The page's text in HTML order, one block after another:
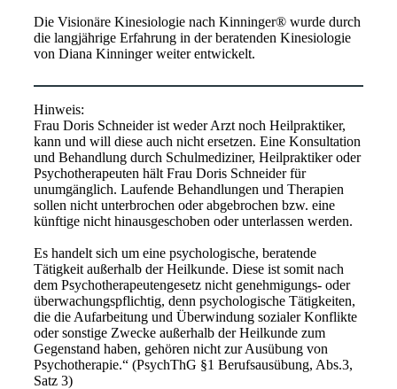
Die Visionäre Kinesiologie nach Kinninger® wurde durch
die langjährige Erfahrung in der beratenden Kinesiologie
von Diana Kinninger weiter entwickelt.
Hinweis:
Frau Doris Schneider ist weder Arzt noch Heilpraktiker,
kann und will diese auch nicht ersetzen. Eine Konsultation
und Behandlung durch Schulmediziner, Heilpraktiker oder
Psychotherapeuten hält Frau Doris Schneider für
unumgänglich. Laufende Behandlungen und Therapien
sollen nicht unterbrochen oder abgebrochen bzw. eine
künftige nicht hinausgeschoben oder unterlassen werden.
Es handelt sich um eine psychologische, beratende
Tätigkeit außerhalb der Heilkunde. Diese ist somit nach
dem Psychotherapeutengesetz nicht genehmigungs- oder
überwachungspflichtig, denn psychologische Tätigkeiten,
die die Aufarbeitung und Überwindung sozialer Konflikte
oder sonstige Zwecke außerhalb der Heilkunde zum
Gegenstand haben, gehören nicht zur Ausübung von
Psychotherapie.“ (PsychThG §1 Berufsausübung, Abs.3,
Satz 3)